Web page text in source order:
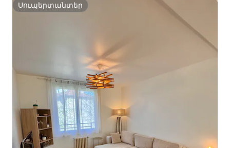
Սուպերտանտեր
Սուպերտանտեր